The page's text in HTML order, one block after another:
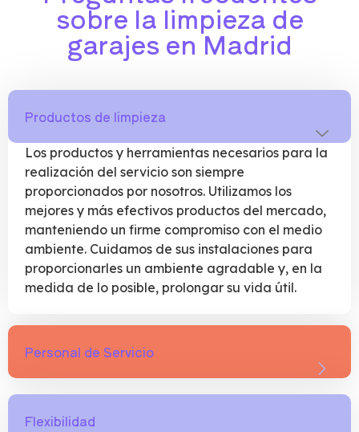
sobre la limpieza de
garajes en Madrid
Productos de limpieza
Los productos y herramientas necesarios para la
realización del servicio son siempre
proporcionados por nosotros. Utilizamos los
mejores y más efectivos productos del mercado,
manteniendo un firme compromiso con el medio
ambiente. Cuidamos de sus instalaciones para
proporcionarles un ambiente agradable y, en la
medida de lo posible, prolongar su vida útil.
Personal de Servicio
Flexibilidad